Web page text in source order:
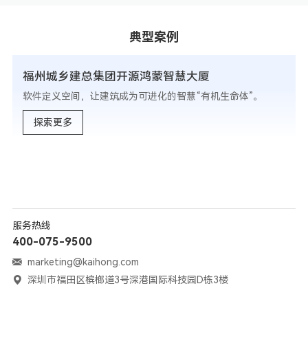
典型案例
福州城乡建总集团开源鸿蒙智慧大厦
软件定义空间，让建筑成为可进化的智慧“有机生命体”。
探索更多
服务热线
400-075-9500
marketing@kaihong.com
深圳市福田区槟榔道3号深港国际科技园D栋3楼